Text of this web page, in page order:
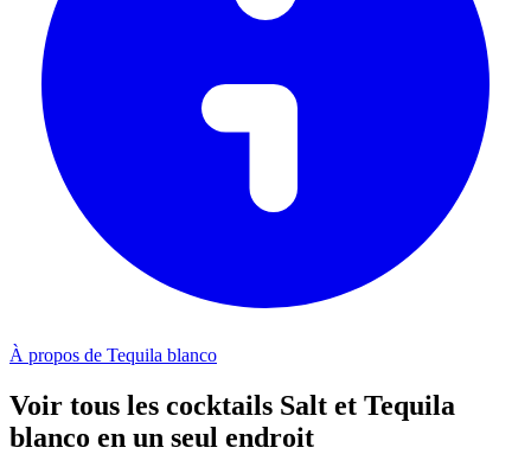
À propos de Tequila blanco
Voir tous les cocktails Salt et Tequila
blanco en un seul endroit